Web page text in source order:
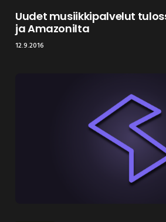
Uudet musiikkipalvelut
ja Amazonilta
12.9.2016